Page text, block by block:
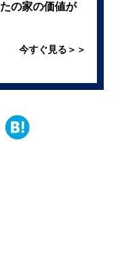
の家の価値が
今すぐ見る＞＞